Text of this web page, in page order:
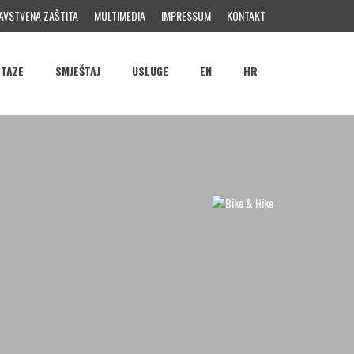
ZAŠTITA MULTIMEDIA IMPRESSUM KONTAKT
SMJEŠTAJ USLUGE HR
EN